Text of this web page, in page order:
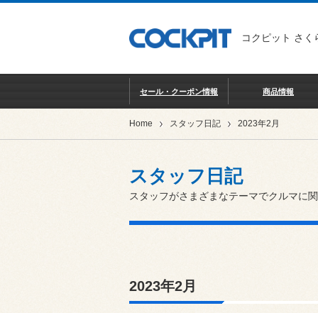
コクピット さく
セール・クーポン情報 商品情報
Home スタッフ日記 2023年2月
スタッフ日記
スタッフがさまざまなテーマでクルマに
2023年2月